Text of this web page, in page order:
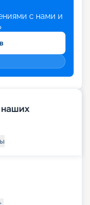
с нами и